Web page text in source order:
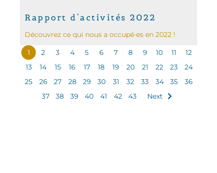
Rapport d'activités 2022
Découvrez ce qui nous a occupé·es en 2022 !
1 2 3 4 5 6 7 8 9 10 11
12
13
14 15 16 17 18 19 20 21 22 23
24
25
26 27 28 29 30 31 32 33 34 35
36
37
38 39 40 41 42 43 Next